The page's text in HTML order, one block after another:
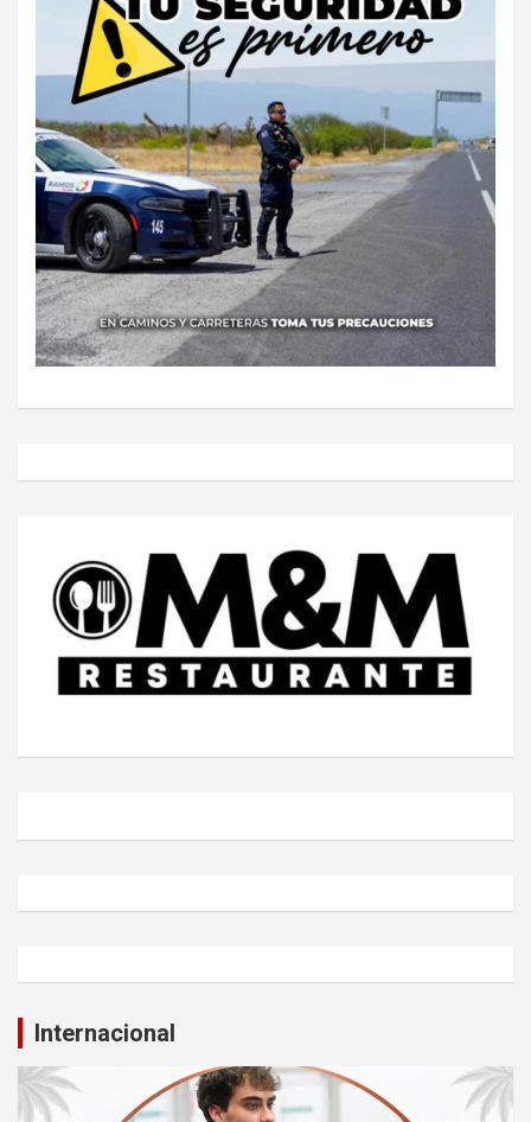
Internacional